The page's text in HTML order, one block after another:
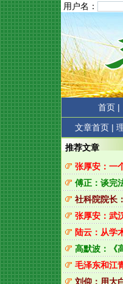
用户名：
首页 |
文章首页 |
推荐文章
张厚安：一
傅正：谈完
社科院院长
张厚安：武
陆云：从学
高默波：《
毛泽东和江
刘仰：用大